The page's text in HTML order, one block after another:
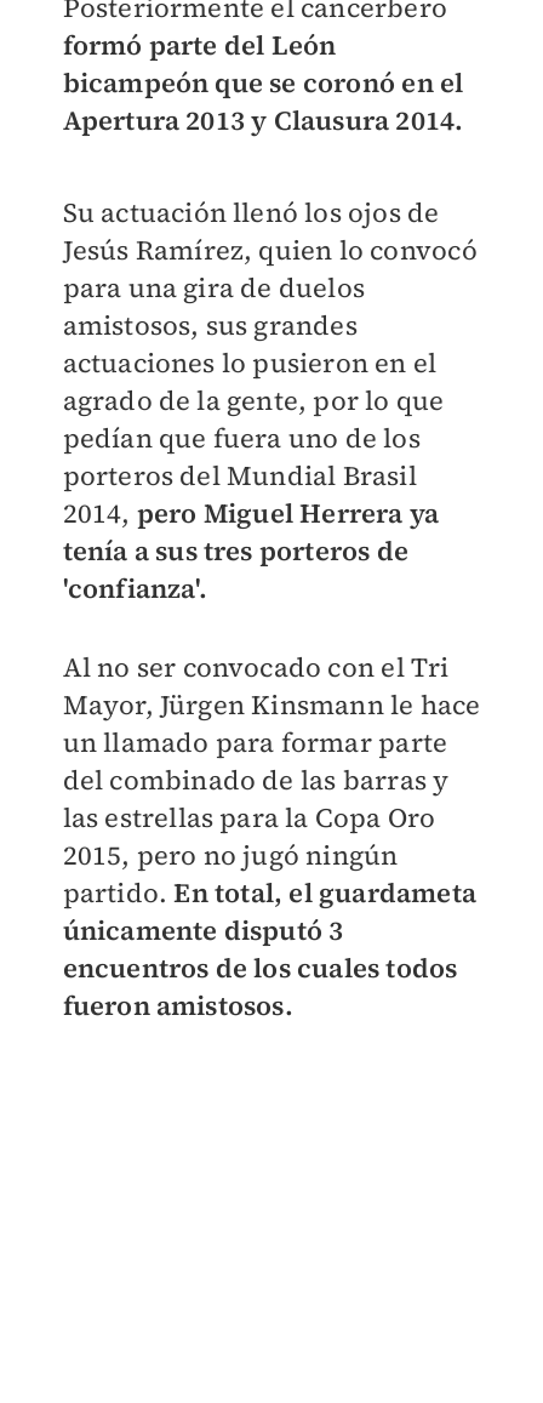
Posteriormente el cancerbero
formó parte del León
bicampeón que se coronó en el
Apertura 2013 y Clausura 2014.
Su actuación llenó los ojos de
Jesús Ramírez, quien lo convocó
para una gira de duelos
amistosos, sus grandes
actuaciones lo pusieron en el
agrado de la gente, por lo que
pedían que fuera uno de los
porteros del Mundial Brasil
2014, pero Miguel Herrera ya
tenía a sus tres porteros de
'confianza'.
Al no ser convocado con el Tri
Mayor, Jürgen Kinsmann le hace
un llamado para formar parte
del combinado de las barras y
las estrellas para la Copa Oro
2015, pero no jugó ningún
partido.En total, el guardameta
únicamente disputó 3
encuentros de los cuales todos
fueron amistosos.